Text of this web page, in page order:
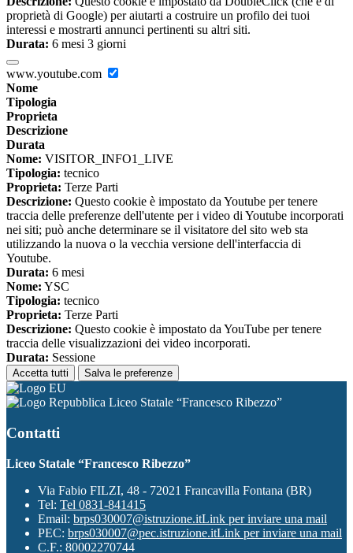
proprietà di Google) per aiutarti a costruire un profilo dei tuoi
interessi e mostrarti annunci pertinenti su altri siti.
Durata: 6 mesi 3 giorni
www.youtube.com
Nome
Tipologia
Proprieta
Descrizione
Durata
Nome: VISITOR_INFO1_LIVE
Tipologia: tecnico
Proprieta: Terze Parti
Descrizione: Questo cookie è impostato da Youtube per tenere
traccia delle preferenze dell'utente per i video di Youtube incorporati
nei siti; può anche determinare se il visitatore del sito web sta
utilizzando la nuova o la vecchia versione dell'interfaccia di
Youtube.
Durata: 6 mesi
Nome: YSC
Tipologia: tecnico
Proprieta: Terze Parti
Descrizione: Questo cookie è impostato da YouTube per tenere
traccia delle visualizzazioni dei video incorporati.
Durata: Sessione
Accetta tutti Salva le preferenze
Liceo Statale “Francesco Ribezzo”
Contatti
Liceo Statale “Francesco Ribezzo”
Via Fabio FILZI, 48 - 72021 Francavilla Fontana (BR)
Tel: Tel 0831-841415
Email: brps030007@istruzione.itLink per inviare una mail
PEC: brps030007@pec.istruzione.itLink per inviare una mail
C.F.: 80002270744